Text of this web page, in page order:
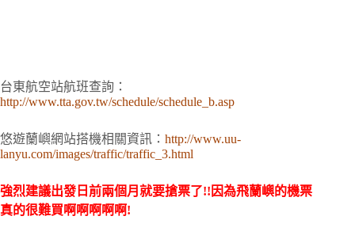
台東航空站航班查詢：
http://www.tta.gov.tw/schedule/schedule_b.asp
悠遊蘭嶼網站搭機相關資訊： http://www.uu-
lanyu.com/images/traffic/traffic_3.html
強烈建議出發日前兩個月就要搶票了!!因為飛蘭嶼的機票
真的很難買啊啊啊啊啊!